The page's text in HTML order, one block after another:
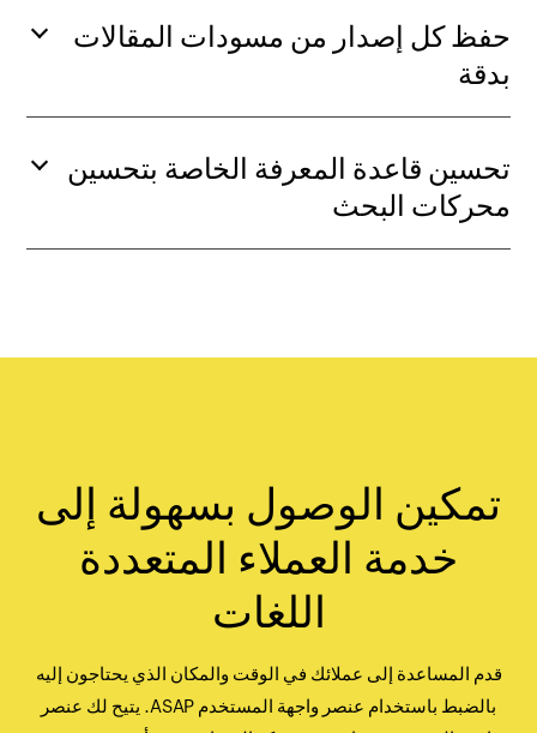
حفظ كل إصدار من مسودات المقالات
بدقة
تحسين قاعدة المعرفة الخاصة بتحسين
محركات البحث
تمكين الوصول بسهولة إلى
خدمة العملاء المتعددة
اللغات
قدم المساعدة إلى عملائك في الوقت والمكان الذي يحتاجون إليه
بالضبط باستخدام عنصر واجهة المستخدم ASAP. يتيح لك عنصر